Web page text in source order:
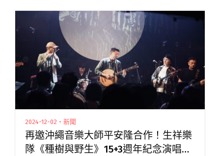
2024-12-02・新聞
再邀沖繩音樂大師平安隆合作！生祥樂
隊《種樹與野生》15+3週年紀念演唱會